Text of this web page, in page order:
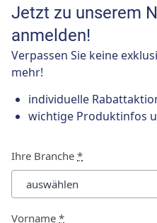
Jetzt zu unserem
anmelden!
Verpassen Sie keine
mehr!
individuelle
wichtige Produktinfos
Ihre Branche *
Vorname *